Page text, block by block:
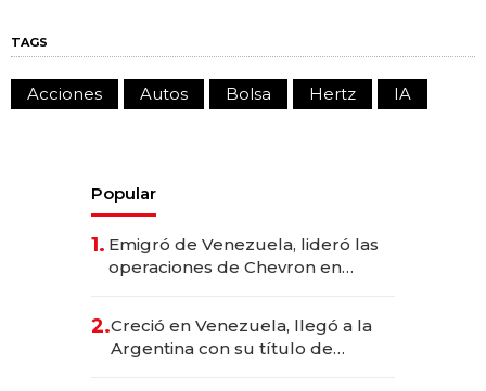
TAGS
Acciones Autos Bolsa Hertz IA
Popular
1. Emigró de Venezuela, lideró las
operaciones de Chevron en
2.Creció en Venezuela, llegó a la
Argentina con su título de